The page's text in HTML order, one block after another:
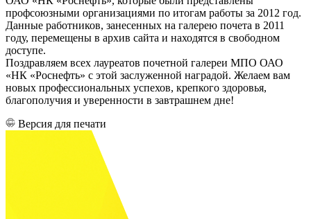
профсоюзными организациями по итогам работы за 2012 год.
Данные работников, занесенных на галерею почета в 2011
году, перемещены в архив сайта и находятся в свободном
доступе.
Поздравляем всех лауреатов почетной галереи МПО ОАО
«НК «Роснефть» с этой заслуженной наградой. Желаем вам
новых профессиональных успехов, крепкого здоровья,
благополучия и уверенности в завтрашнем дне!
Версия для печати